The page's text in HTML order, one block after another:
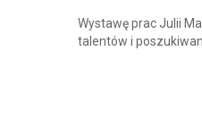
Wystawę prac Julii
talentów i